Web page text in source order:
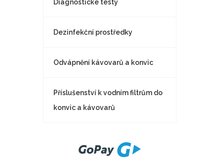
Diagnostické testy
Dezinfekční prostředky
Odvápnění kávovarů a konvic
Příslušenství k vodním filtrům do
konvic a kávovarů